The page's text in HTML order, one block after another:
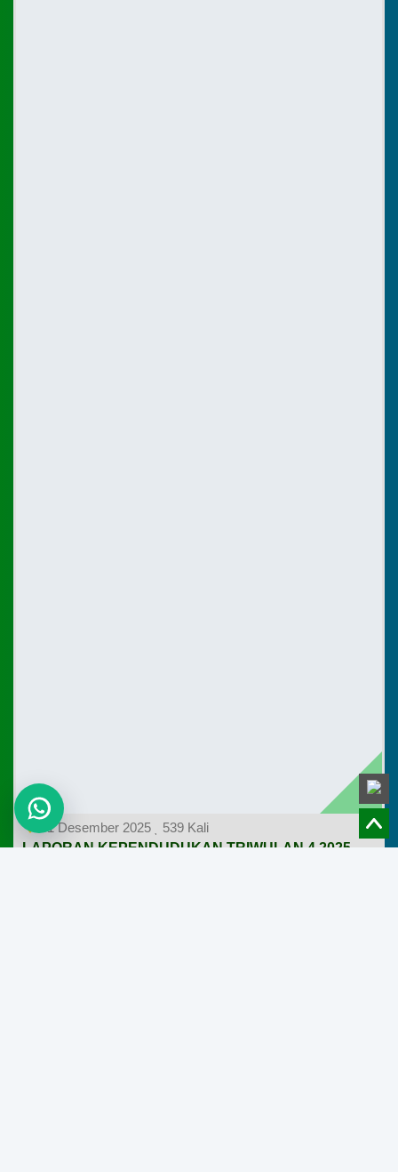
31 Desember 2025
539 Kali
LAPORAN KEPENDUDUKAN TRIWULAN 4 2025